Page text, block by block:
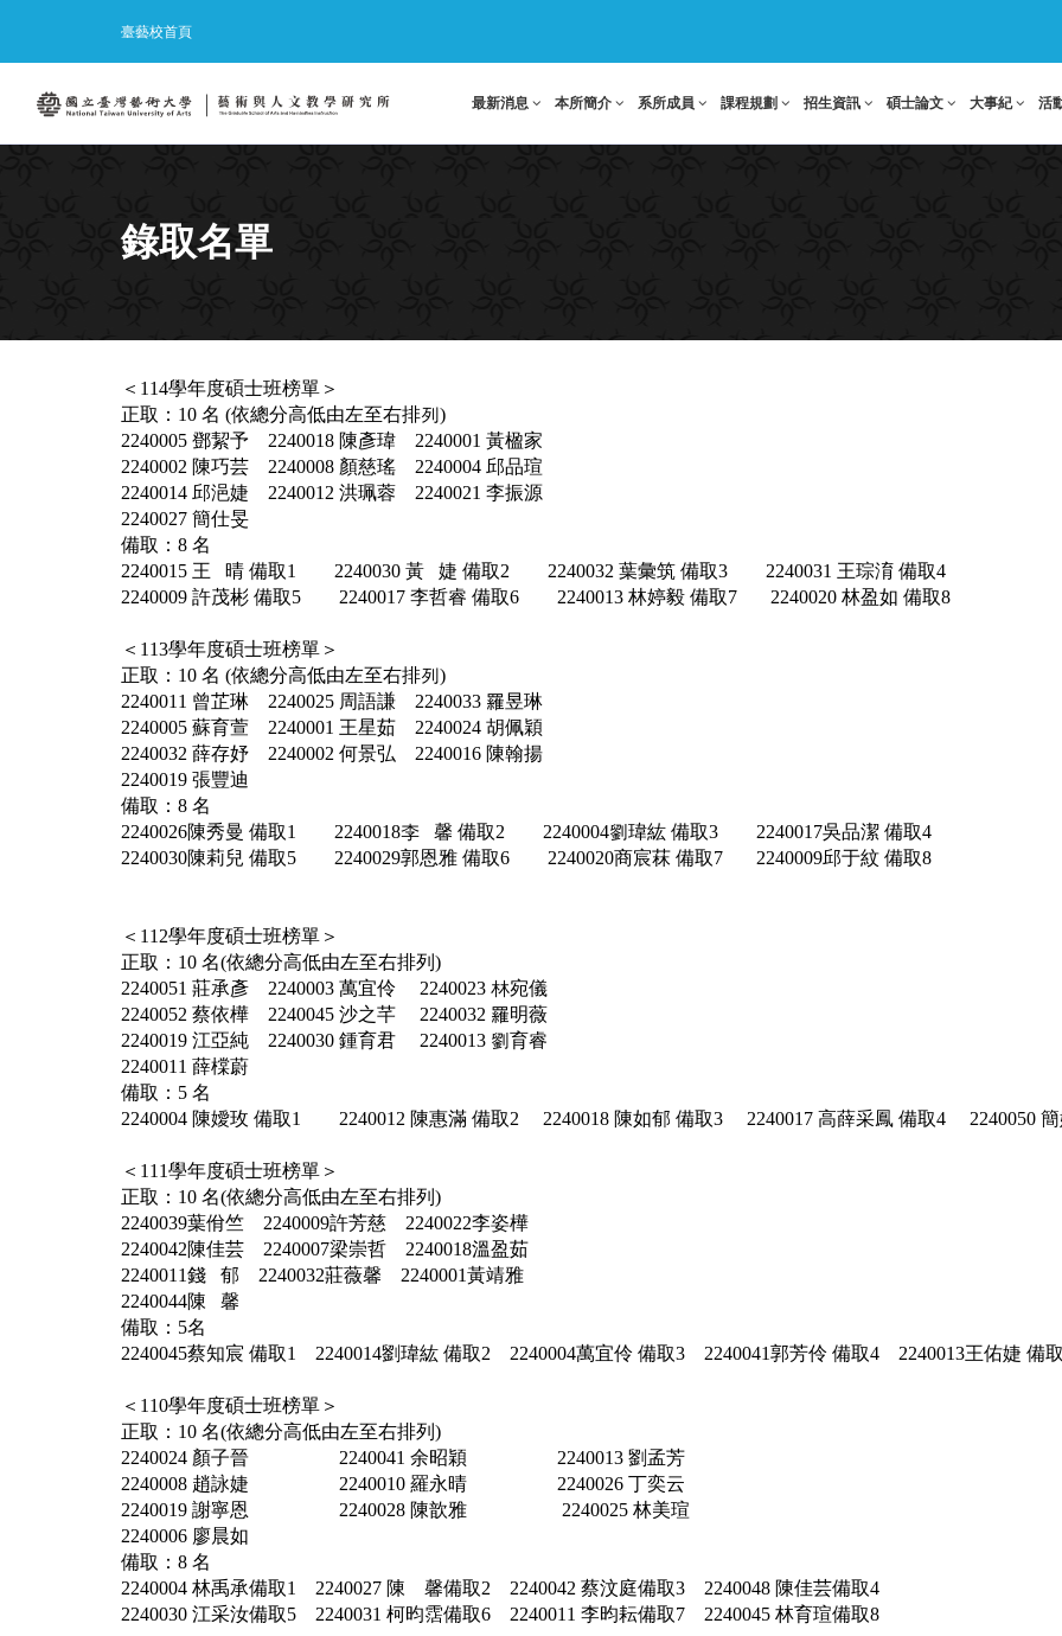
臺藝校首頁
最新消息 本所簡介 系所成員 課程規劃 招生資訊 碩士論文 大事紀 活
錄取名單
＜114學年度碩士班榜單＞
正取：10 名 (依總分高低由左至右排列)
2240005 鄧絜予 2240018 陳彥瑋 2240001 黃楹家
2240002 陳巧芸 2240008 顏慈瑤 2240004 邱品瑄
2240014 邱浥婕 2240012 洪珮蓉 2240021 李振源
2240027 簡仕旻
備取：8 名
2240015 王 晴 備取1 2240030 黃 婕 備取2 2240032 葉彙筑 備取3 2240031 王琮淯 備取4
2240009 許茂彬 備取5 2240017 李哲睿 備取6 2240013 林婷毅 備取7 2240020 林盈如 備取8
＜113學年度碩士班榜單＞
正取：10 名 (依總分高低由左至右排列)
2240011 曾芷琳 2240025 周語謙 2240033 羅昱琳
2240005 蘇育萱 2240001 王星茹 2240024 胡佩穎
2240032 薛存妤 2240002 何景弘 2240016 陳翰揚
2240019 張豐迪
備取：8 名
2240026陳秀曼 備取1 2240018李 馨 備取2 2240004劉瑋紘 備取3 2240017吳品潔 備取4
2240030陳莉兒 備取5 2240029郭恩雅 備取6 2240020商宸菻 備取7 2240009邱于紋 備取8
＜112學年度碩士班榜單＞
正取：10 名(依總分高低由左至右排列)
2240051 莊承彥 2240003 萬宜伶 2240023 林宛儀
2240052 蔡依樺 2240045 沙之芊 2240032 羅明薇
2240019 江亞純 2240030 鍾育君 2240013 劉育睿
2240011 薛橖蔚
備取：5 名
2240004 陳嬡玫 備取1 2240012 陳惠滿 備取2 2240018 陳如郁 備取3 2240017 高薛采鳳 備取4 2240050 簡
＜111學年度碩士班榜單＞
正取：10 名(依總分高低由左至右排列)
2240039葉佾竺 2240009許芳慈 2240022李姿樺
2240042陳佳芸 2240007梁崇哲 2240018溫盈茹
2240011錢 郁 2240032莊薇馨 2240001黃靖雅
2240044陳 馨
備取：5名
2240045蔡知宸 備取1 2240014劉瑋紘 備取2 2240004萬宜伶 備取3 2240041郭芳伶 備取4 2240013王佑婕 備
＜110學年度碩士班榜單＞
正取：10 名(依總分高低由左至右排列)
2240024 顏子晉 2240041 余昭穎 2240013 劉孟芳
2240008 趙詠婕 2240010 羅永晴 2240026 丁奕云
2240019 謝寧恩 2240028 陳歆雅 2240025 林美瑄
2240006 廖晨如
備取：8 名
2240004 林禹承備取1 2240027 陳 馨備取2 2240042 蔡汶庭備取3 2240048 陳佳芸備取4
2240030 江采汝備取5 2240031 柯昀霑備取6 2240011 李昀耘備取7 2240045 林育瑄備取8